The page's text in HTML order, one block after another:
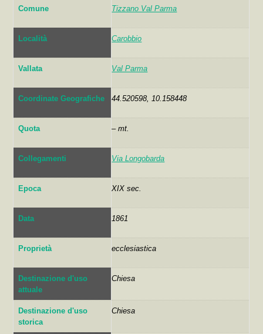
Comune Tizzano Val Parma
Località Carobbio
Vallata Val Parma
Coordinate Geografiche 44.520598, 10.158448
Quota – mt.
Collegamenti Via Longobarda
Epoca XIX sec.
Data 1861
Proprietà ecclesiastica
Destinazione d'uso
attuale
Chiesa
Destinazione d'uso
storica
Chiesa